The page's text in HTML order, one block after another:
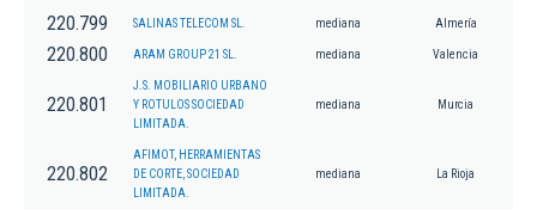
220.799 SALINAS TELECOM SL. mediana Almería
220.800 ARAM GROUP 21 SL. mediana Valencia
220.801
J.S. MOBILIARIO URBANO
Y ROTULOS SOCIEDAD
LIMITADA.
mediana Murcia
220.802
AFIMOT, HERRAMIENTAS
DE CORTE, SOCIEDAD
LIMITADA.
mediana La Rioja